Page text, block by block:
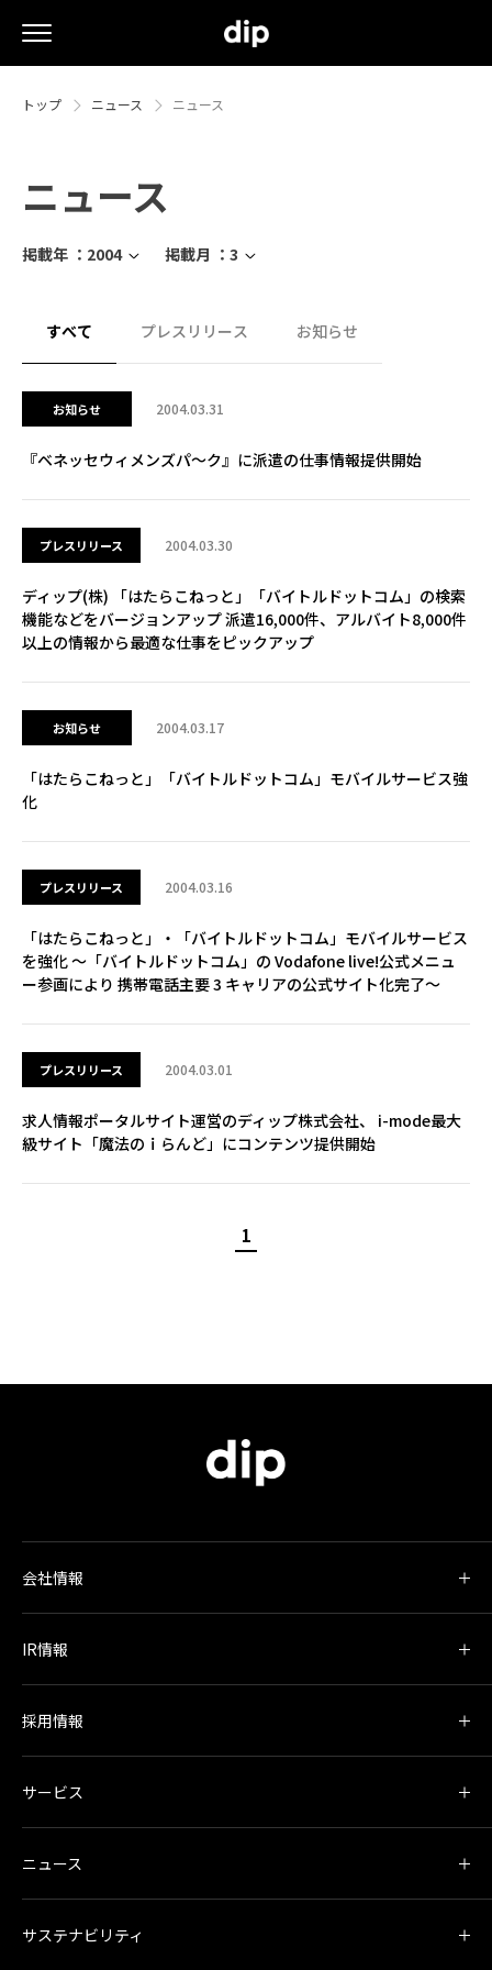
トップ ニュース ニュース
ニュース
掲載年 ： 2004 掲載月 ： 3
すべて プレスリリース お知らせ
お知らせ 2004.03.31
『ベネッセウィメンズパ〜ク』に派遣の仕事情報提供開始
プレスリリース 2004.03.30
ディップ(株) 「はたらこねっと」「バイトルドットコム」の検索
機能などをバージョンアップ 派遣16,000件、アルバイト8,000件
以上の情報から最適な仕事をピックアップ
お知らせ 2004.03.17
「はたらこねっと」「バイトルドットコム」モバイルサービス強
化
プレスリリース 2004.03.16
「はたらこねっと」・「バイトルドットコム」モバイルサービス
を強化 ～「バイトルドットコム」の Vodafone live!公式メニュ
ー参画により 携帯電話主要 3 キャリアの公式サイト化完了～
プレスリリース 2004.03.01
求人情報ポータルサイト運営のディップ株式会社、 i-mode最大
級サイト「魔法のｉらんど」にコンテンツ提供開始
1
会社情報
IR情報
採用情報
サービス
ニュース
サステナビリティ